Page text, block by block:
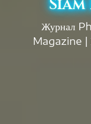
Журнал
Magazine |